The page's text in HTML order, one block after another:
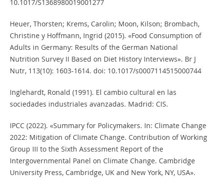
10.1017/S1368980019001277
Heuer, Thorsten; Krems, Carolin; Moon, Kilson; Brombach,
Christine y Hoffmann, Ingrid (2015). «Food Consumption of
Adults in Germany: Results of the German National
Nutrition Survey II Based on Diet History Interviews». Br J
Nutr, 113(10): 1603-1614. doi: 10.1017/s0007114515000744
Inglehardt, Ronald (1991). El cambio cultural en las
sociedades industriales avanzadas. Madrid: CIS.
IPCC (2022). «Summary for Policymakers. In: Climate Change
2022: Mitigation of Climate Change. Contribution of Working
Group III to the Sixth Assessment Report of the
Intergovernmental Panel on Climate Change. Cambridge
University Press, Cambridge, UK and New York, NY, USA».